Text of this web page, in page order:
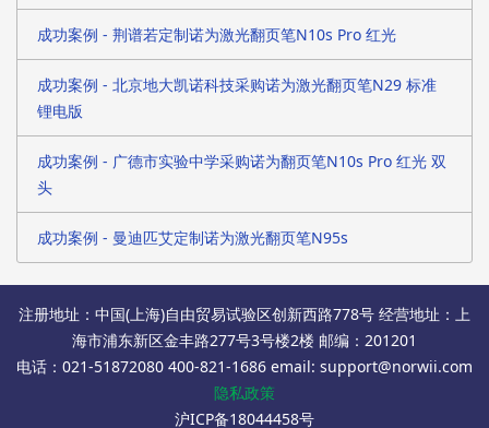
成功案例 - 荆谱若定制诺为激光翻页笔N10s Pro 红光
成功案例 - 北京地大凯诺科技采购诺为激光翻页笔N29 标准
锂电版
成功案例 - 广德市实验中学采购诺为翻页笔N10s Pro 红光 双
头
成功案例 - 曼迪匹艾定制诺为激光翻页笔N95s
注册地址：中国(上海)自由贸易试验区创新西路778号 经营地址：上
海市浦东新区金丰路277号3号楼2楼 邮编：201201
电话：021-51872080 400-821-1686 email: support@norwii.com
隐私政策
沪ICP备18044458号